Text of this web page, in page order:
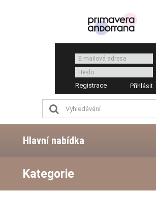
Registrace
Hlavní nabídka
Kategorie